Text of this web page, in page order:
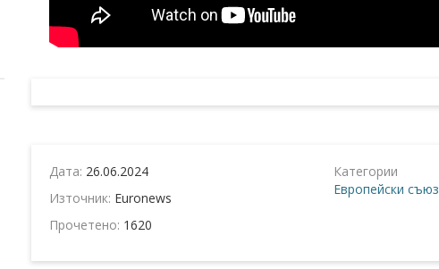
Дата: 26.06.2024
Източник: Euronews
Прочетено: 1620
Категории
Европейски съюз